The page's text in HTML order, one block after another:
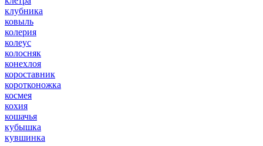
клубника
ковыль
колерия
колеус
колосняк
конехлоя
короставник
коротконожка
космея
кохия
кошачья
кубышка
кувшинка